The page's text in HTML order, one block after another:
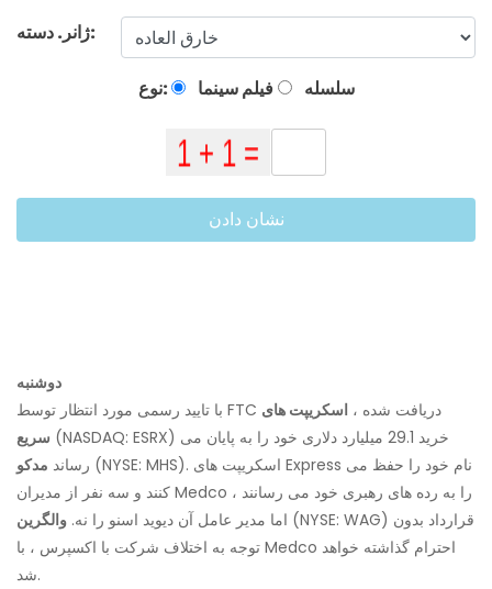
ژانر. دسته:
نوع: فیلم سینما سلسله
نشان دادن
دوشنبه
با تایید رسمی مورد انتظار توسط FTC دریافت شده ، اسکریپت های
سریع (NASDAQ: ESRX) خرید 29.1 میلیارد دلاری خود را به پایان می
رساند مدکو
(NYSE: MHS). اسکریپت های Express نام خود را حفظ می
کنند و سه نفر از مدیران Medco را به رده های رهبری خود می رسانند ،
اما مدیر عامل آن دیوید اسنو را نه. والگرین
(NYSE: WAG) قرارداد بدون
توجه به اختلاف شرکت با اکسپرس ، با Medco احترام گذاشته خواهد
شد.